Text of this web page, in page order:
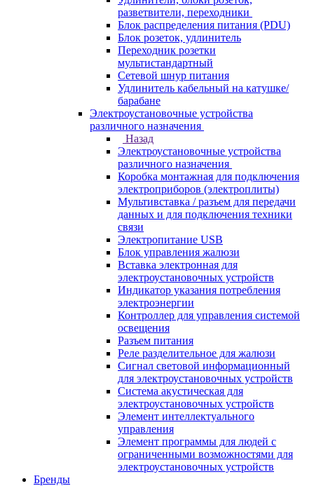
разветвители, переходники
Блок распределения питания (PDU)
Блок розеток, удлинитель
Переходник розетки
мультистандартный
Сетевой шнур питания
Удлинитель кабельный на катушке/
барабане
Электроустановочные устройства
различного назначения
Назад
Электроустановочные устройства
различного назначения
Коробка монтажная для подключения
электроприборов (электроплиты)
Мультивставка / разъем для передачи
данных и для подключения техники
связи
Электропитание USB
Блок управления жалюзи
Вставка электронная для
электроустановочных устройств
Индикатор указания потребления
электроэнергии
Контроллер для управления системой
освещения
Разъем питания
Реле разделительное для жалюзи
Сигнал световой информационный
для электроустановочных устройств
Система акустическая для
электроустановочных устройств
Элемент интеллектуального
управления
Элемент программы для людей с
ограниченными возможностями для
электроустановочных устройств
Бренды